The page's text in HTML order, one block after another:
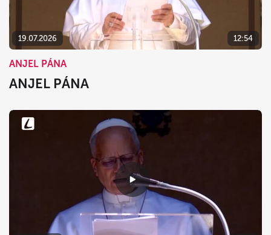
19.07.2026 12:54
ANJEL PÁNA
ANJEL PÁNA